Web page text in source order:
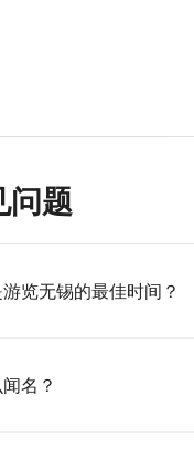
问题
览无锡的最佳时间？
名？